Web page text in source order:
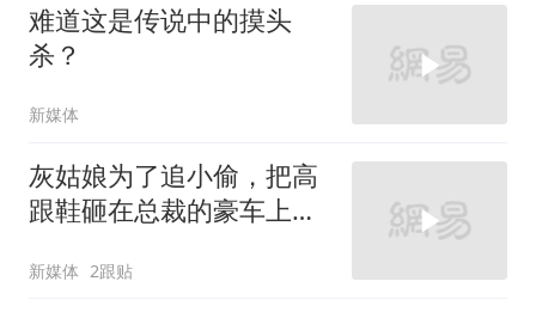
难道这是传说中的摸头
杀？
新媒体
灰姑娘为了追小偷，把高
跟鞋砸在总裁的豪车上，
新媒体 2跟贴